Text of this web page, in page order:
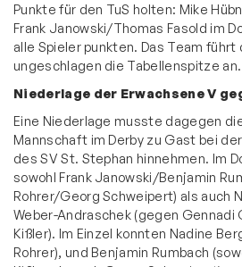
Punkte für den TuS holten: Mike
Frank Janowski/Thomas Fasold im
alle Spieler punkten. Das Team
ungeschlagen die Tabellenspitze an.
Niederlage der Erwachsene V
Eine Niederlage musste dagegen
Mannschaft im Derby zu Gast bei
des SV St. Stephan hinnehmen. Im
sowohl Frank Janowski/Benjamin
Rohrer/Georg Schweipert) als auch
Weber-Andraschek (gegen Gennadi
Kißler). Im Einzel konnten Nadine
Rohrer), und Benjamin Rumbach